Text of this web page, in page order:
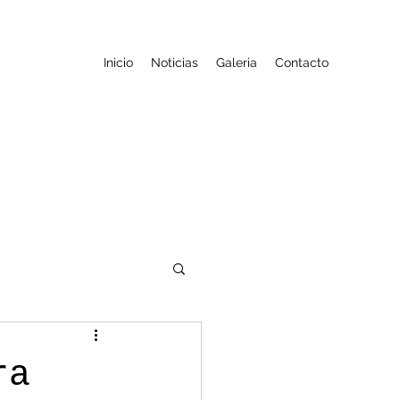
Inicio Noticias Galeria Contacto